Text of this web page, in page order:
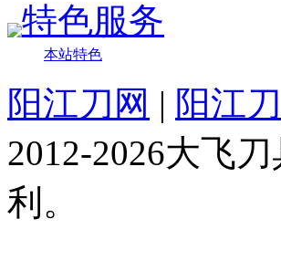
特色服务
本站特色
阳江刀网 | 阳江刀
2012-2026大飞
利。